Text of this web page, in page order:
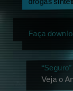
Faça
“Seguro”
Veja o